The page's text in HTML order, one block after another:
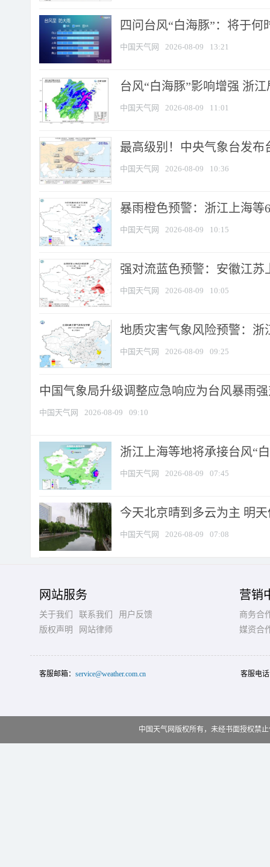
四问台风“白海豚”：将于
中国天气网 2026-08-09 13:21
台风“白海豚”影响增强 浙
中国天气网 2026-08-09 11:01
最高级别！中央气象台发布
中国天气网 2026-08-09 10:36
暴雨橙色预警：浙江上海等
中国天气网 2026-08-09 10:15
强对流蓝色预警：安徽江苏
中国天气网 2026-08-09 10:05
地质灾害气象风险预警：浙
中国天气网 2026-08-09 09:25
中国气象局升级调整应急响应为台风暴雨
中国天气网 2026-08-09 09:10
浙江上海等地将承接台风“
中国天气网 2026-08-09 07:45
今天北京晴到多云为主 明
中国天气网 2026-08-09 07:08
网站服务
关于我们 联系我们
用户反馈
版权声明
网站律师
营销
商务合
媒资合
客服邮箱： service@weather.com.cn 客服电
中国天气网版权所有，未经书面授权